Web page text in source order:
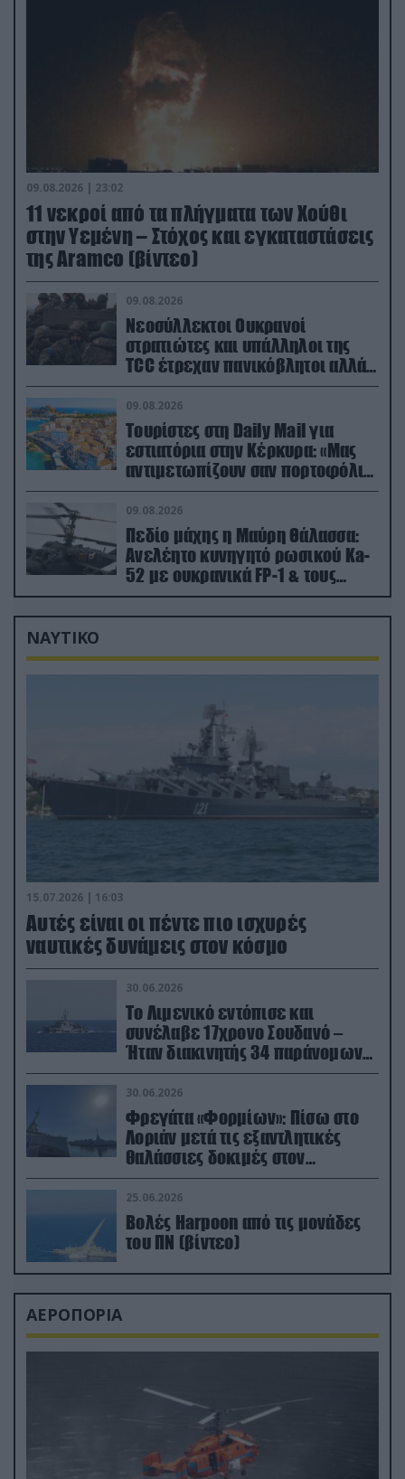
09.08.2026 | 23:02
11 νεκροί από τα πλήγματα των Χούθι
στην Υεμένη – Στόχος και εγκαταστάσεις
της Aramco (βίντεο)
09.08.2026
Νεοσύλλεκτοι Ουκρανοί
στρατιώτες και υπάλληλοι της
TCC έτρεχαν πανικόβλητοι αλλά…
εξοντώθηκαν – Δείτε βίντεο
09.08.2026
Τουρίστες στη Daily Mail για
εστιατόρια στην Κέρκυρα: «Μας
αντιμετωπίζουν σαν πορτοφόλια
με πόδια»
09.08.2026
Πεδίο μάχης η Μαύρη Θάλασσα:
Ανελέητο κυνηγητό ρωσικού Ka-
52 με ουκρανικά FP-1 & τους
Τούρκους να τραβάνε… βίντεο
ΝΑΥΤΙΚΟ
15.07.2026 | 16:03
Aυτές είναι οι πέντε πιο ισχυρές
ναυτικές δυνάμεις στον κόσμο
30.06.2026
Το Λιμενικό εντόπισε και
συνέλαβε 17χρονο Σουδανό –
Ήταν διακινητής 34 παράνομων
μεταναστών
30.06.2026
Φρεγάτα «Φορμίων»: Πίσω στο
Λοριάν μετά τις εξαντλητικές
θαλάσσιες δοκιμές στον
απαιτητικό Βισκαϊκό
25.06.2026
Βολές Harpoon από τις μονάδες
του ΠΝ (βίντεο)
ΑΕΡΟΠΟΡΙΑ